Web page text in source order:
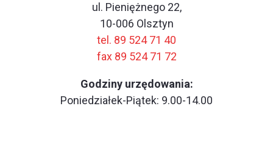
ul. Pieniężnego 22,
10-006 Olsztyn
tel. 89 524 71 40
fax 89 524 71 72
Godziny urzędowania:
Poniedziałek-Piątek: 9.00-14.00